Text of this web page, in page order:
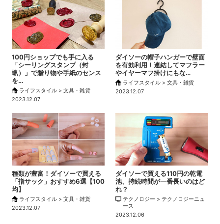
100円ショップでも手に入る
「シーリングスタンプ（封
蝋）」で贈り物や手紙のセンス
を…
ライフスタイル > 文具・雑貨
2023.12.07
ダイソーの帽子ハンガーで壁面
を有効利用！連結してマフラー
やイヤーマフ掛けにもな…
ライフスタイル > 文具・雑貨
2023.12.07
種類が豊富！ダイソーで買える
「指サック」おすすめ6選【100
均】
ライフスタイル > 文具・雑貨
2023.12.07
ダイソーで買える110円の乾電
池、持続時間が一番長いのはど
れ？
テクノロジー > テクノロジーニュ
ース
2023.12.06